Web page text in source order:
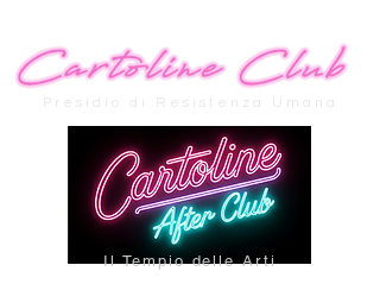
Presidio di Resistenza Umana
Il Tempio delle Arti